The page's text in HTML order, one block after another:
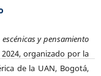
escénicas y pensamiento
organizado por la
de la UAN, Bogotá,